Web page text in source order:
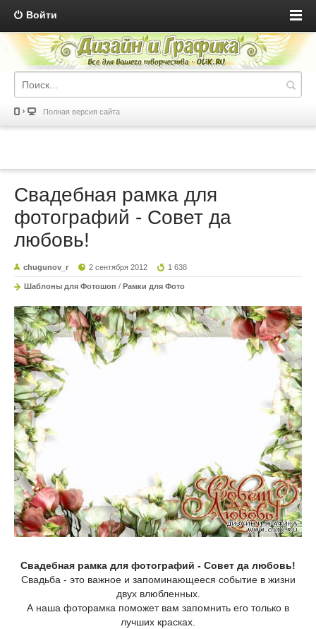
Войти
Полная версия сайта
Свадебная рамка для
фотографий - Совет да
любовь!
chugunov_r 2 сентября 2012 1 638
Шаблоны для Фотошоп / Рамки для Фото
Свадебная рамка для фотографий - Совет да любовь!
Свадьба - это важное и запоминающееся событие в жизни
двух влюбленных.
А наша фоторамка поможет вам запомнить его только в
лучших красках.